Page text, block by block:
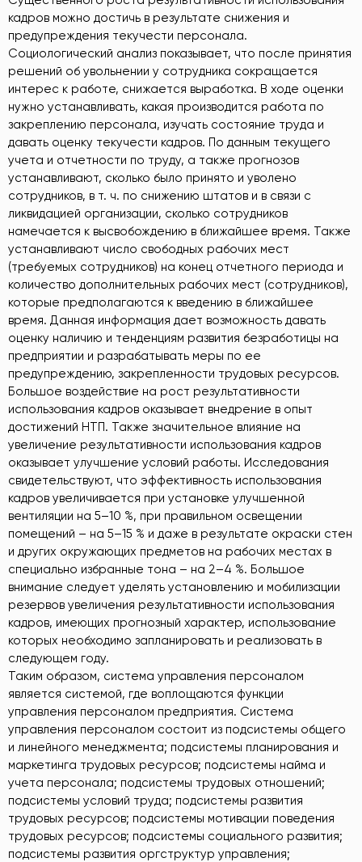
кадров можно достичь в результате снижения и
предупреждения текучести персонала.
Социологический анализ показывает, что после принятия
решений об увольнении у сотрудника сокращается
интерес к работе, снижается выработка. В ходе оценки
нужно устанавливать, какая производится работа по
закреплению персонала, изучать состояние труда и
давать оценку текучести кадров. По данным текущего
учета и отчетности по труду, а также прогнозов
устанавливают, сколько было принято и уволено
сотрудников, в т. ч. по снижению штатов и в связи с
ликвидацией организации, сколько сотрудников
намечается к высвобождению в ближайшее время. Также
устанавливают число свободных рабочих мест
(требуемых сотрудников) на конец отчетного периода и
количество дополнительных рабочих мест (сотрудников),
которые предполагаются к введению в ближайшее
время. Данная информация дает возможность давать
оценку наличию и тенденциям развития безработицы на
предприятии и разрабатывать меры по ее
предупреждению, закрепленности трудовых ресурсов.
Большое воздействие на рост результативности
использования кадров оказывает внедрение в опыт
достижений НТП. Также значительное влияние на
увеличение результативности использования кадров
оказывает улучшение условий работы. Исследования
свидетельствуют, что эффективность использования
кадров увеличивается при установке улучшенной
вентиляции на 5–10 %, при правильном освещении
помещений – на 5–15 % и даже в результате окраски стен
и других окружающих предметов на рабочих местах в
специально избранные тона – на 2–4 %. Большое
внимание следует уделять установлению и мобилизации
резервов увеличения результативности использования
кадров, имеющих прогнозный характер, использование
которых необходимо запланировать и реализовать в
следующем году.
Таким образом, система управления персоналом
является системой, где воплощаются функции
управления персоналом предприятия. Система
управления персоналом состоит из подсистемы общего
и линейного менеджмента; подсистемы планирования и
маркетинга трудовых ресурсов; подсистемы найма и
учета персонала; подсистемы трудовых отношений;
подсистемы условий труда; подсистемы развития
трудовых ресурсов; подсистемы мотивации поведения
трудовых ресурсов; подсистемы социального развития;
подсистемы развития оргструктур управления;